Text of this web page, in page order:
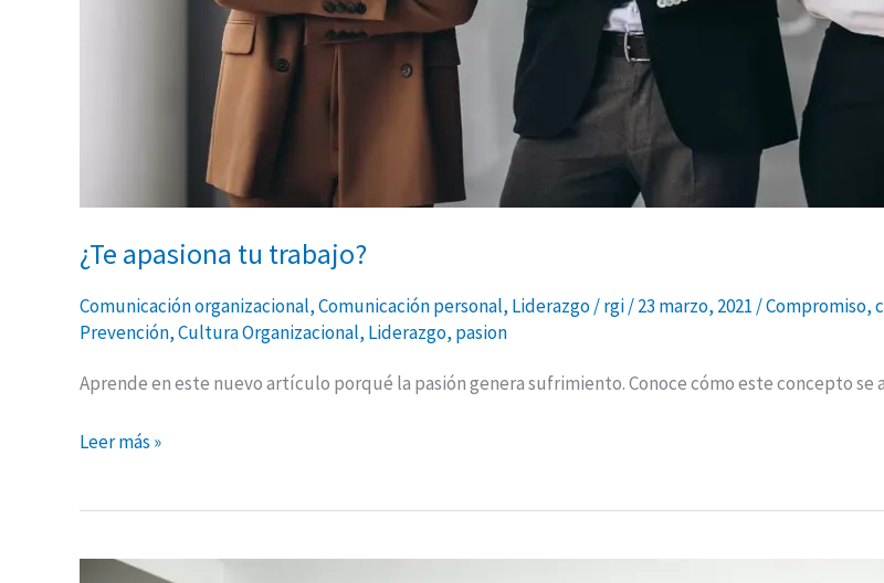
¿Te apasiona tu trabajo?
Comunicación organizacional,Comunicación personal, Liderazgo/rgi/23 marzo, 2021 /Compromiso,
Prevención,Cultura Organizacional, Liderazgo, pasion
Aprende en este nuevo artículo porqué la pasión genera sufrimiento. Conoce cómo este concepto se
Leer más »
Compromiso